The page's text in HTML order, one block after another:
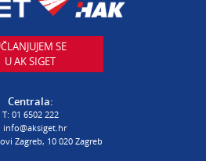
SE
U AK SIGET
Centrala:
T: 01 6502 222
info@aksiget.hr
Zagreb, 10 020 Zagreb